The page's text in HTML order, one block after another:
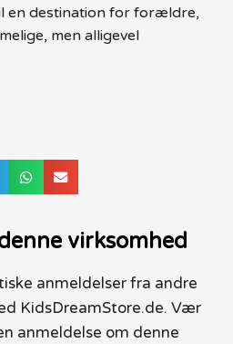
en destination for forældre,
men alligevel
virksomhed
anmeldelser fra andre
KidsDreamStore.de. Vær
anmeldelse om denne